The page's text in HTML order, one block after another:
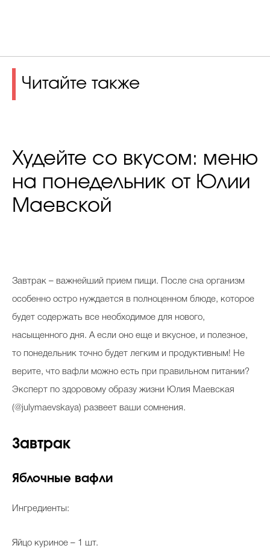
Читайте также
Худейте со вкусом: меню
на понедельник от Юлии
Маевской
Завтрак – важнейший прием пищи. После сна организм
особенно остро нуждается в полноценном блюде, которое
будет содержать все необходимое для нового,
насыщенного дня. А если оно еще и вкусное, и полезное,
то понедельник точно будет легким и продуктивным! Не
верите, что вафли можно есть при правильном питании?
Эксперт по здоровому образу жизни Юлия Маевская
(@julymaevskaya) развеет ваши сомнения.
Завтрак
Яблочные вафли
Ингредиенты:
Яйцо куриное – 1 шт.